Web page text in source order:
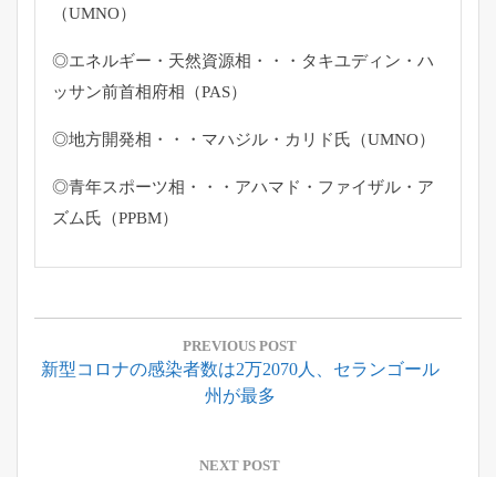
（UMNO）
◎エネルギー・天然資源相・・・タキユディン・ ハ
ッサン前首相府相（PAS）
◎地方開発相・・・マハジル・カリド氏（UMNO）
◎青年スポーツ相・・・アハマド・ファイザル・ア
ズム氏（PPBM）
投
ナ
PREVIOUS POST
Previous
新型コロナの感染者数は2万2070人、セランゴール
州が最多
NEXT POST